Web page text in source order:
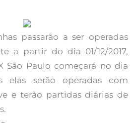
passarão a ser operadas
a partir do dia 01/12/2017,
São Paulo começará no dia
elas serão operadas com
e terão partidas diárias de